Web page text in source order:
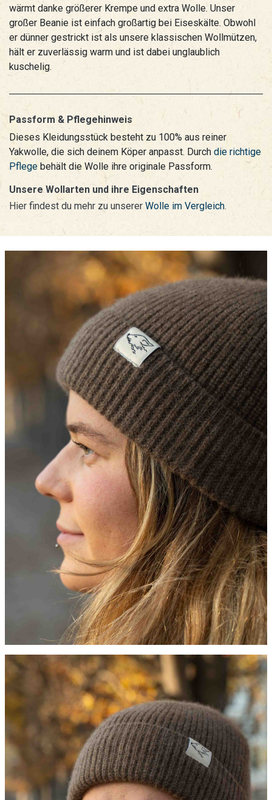
wärmt danke größerer Krempe und extra Wolle. Unser
großer Beanie ist einfach großartig bei Eiseskälte. Obwohl
er dünner gestrickt ist als unsere klassischen Wollmützen,
hält er zuverlässig warm und ist dabei unglaublich
kuschelig.
Passform & Pflegehinweis
Dieses Kleidungsstück besteht zu 100% aus reiner
Yakwolle, die sich deinem Köper anpasst. Durch die richtige
Pflege behält die Wolle ihre originale Passform.
Unsere Wollarten und ihre Eigenschaften
Hier findest du mehr zu unserer Wolle im Vergleich.